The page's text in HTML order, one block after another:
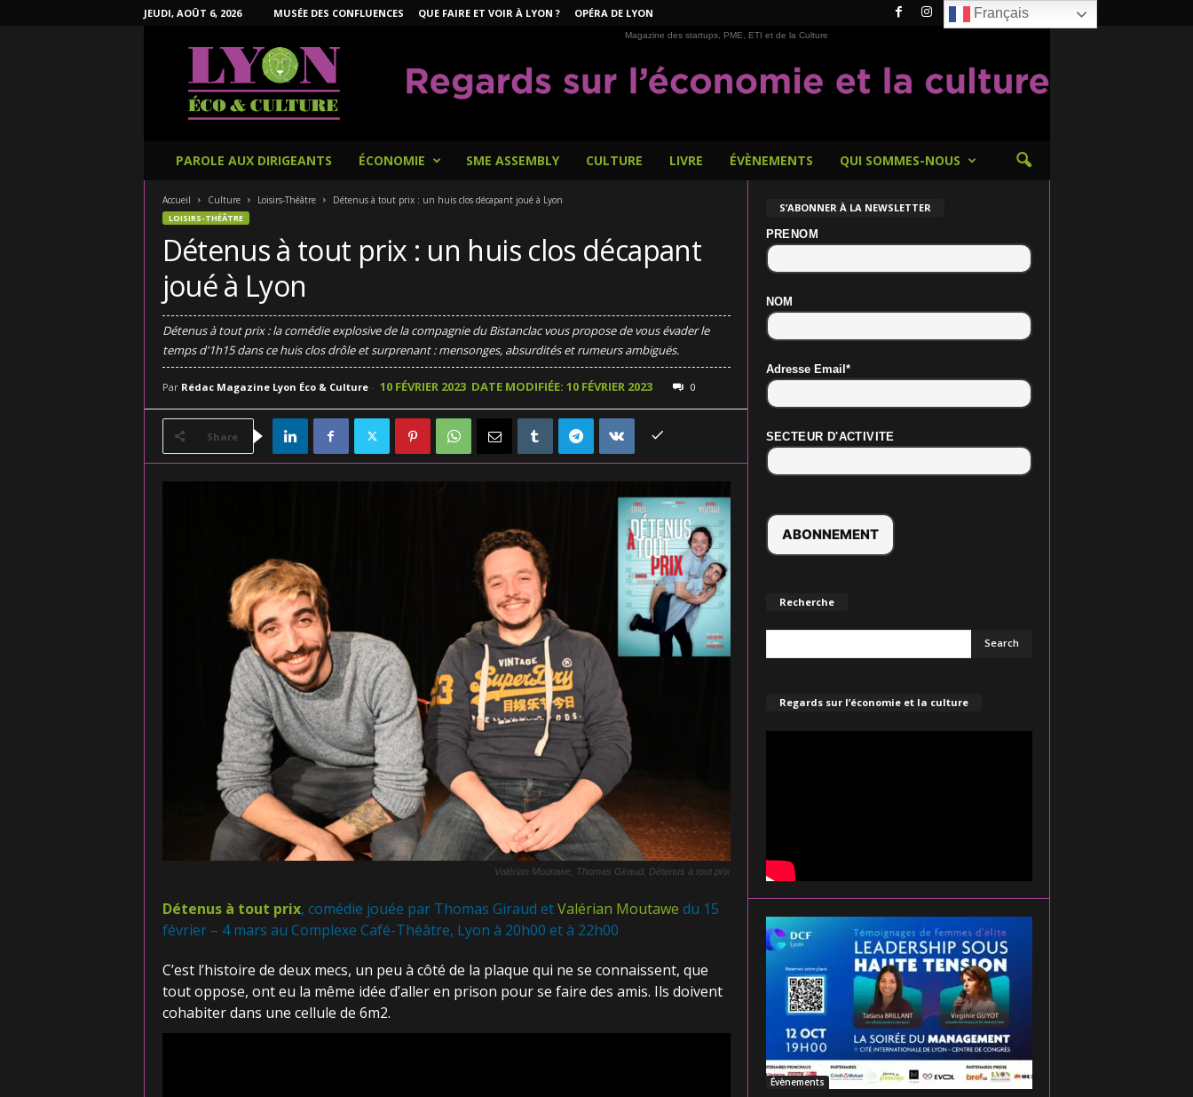
JEUDI, AOÛT 6, 2026 MUSÉE DES CONFLUENCES QUE FAIRE ET VOIR À LYON ? OPÉRA DE LYON
Magazine des startups, PME, ETI et de la Culture
PAROLE AUX DIRIGEANTS ÉCONOMIE SME ASSEMBLY CULTURE LIVRE ÉVÈNEMENTS QUI SOMMES-NOUS
Accueil Culture Loisirs-Théâtre Détenus à tout prix : un huis clos décapant joué à Lyon
LOISIRS-THÉÂTRE
Détenus à tout prix : un huis clos décapant
joué à Lyon
Détenus à tout prix : la comédie explosive de la compagnie du Bistanclac vous propose de vous évader le
temps d'1h15 dans ce huis clos drôle et surprenant : mensonges, absurdités et rumeurs ambiguës.
Par Rédac Magazine Lyon Éco & Culture- 10 FÉVRIER 2023 DATE MODIFIÉE: 10 FÉVRIER 2023 0
Share
Valérian Moutawe, Thomas Giraud, Détenus à tout prix
Détenus à tout prix, comédie jouée par Thomas Giraud etValérian Moutawe du 15
février – 4 mars au Complexe Café-Théâtre, Lyon à 20h00 et à 22h00
C’est l’histoire de deux mecs, un peu à côté de la plaque qui ne se connaissent, que
tout oppose, ont eu la même idée d’aller en prison pour se faire des amis. Ils doivent
cohabiter dans une cellule de 6m2.
S’ABONNER À LA NEWSLETTER
PRENOM
NOM
Adresse Email*
SECTEUR D'ACTIVITE
Recherche
Regards sur l’économie et la culture
Évènements
Français